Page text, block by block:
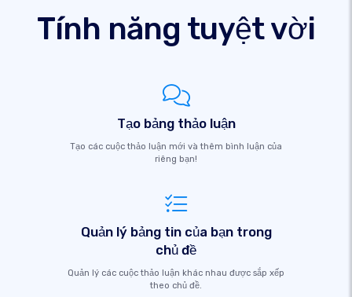
Tính năng tuyệt vời
Tạo bảng thảo luận
Tạo các cuộc thảo luận mới và thêm bình luận của
riêng bạn!
Quản lý bảng tin của bạn trong
chủ đề
Quản lý các cuộc thảo luận khác nhau được sắp xếp
theo chủ đề.